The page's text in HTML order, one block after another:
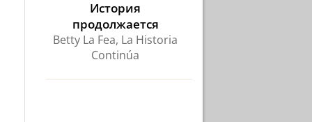
История
продолжается
Betty La Fea, La Historia
Continúa